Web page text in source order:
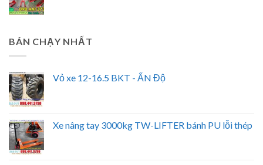
BÁN CHẠY NHẤT
Vỏ xe 12-16.5 BKT - ẤN Độ
Xe nâng tay 3000kg TW-LIFTER bánh PU lỗi thép